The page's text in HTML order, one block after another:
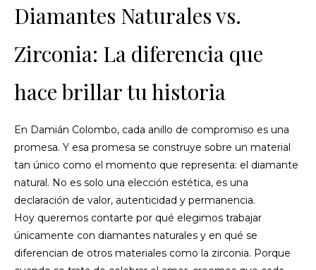
Diamantes Naturales vs.
Zirconia: La diferencia que
hace brillar tu historia
En Damián Colombo, cada anillo de compromiso es una
promesa. Y esa promesa se construye sobre un material
tan único como el momento que representa: el diamante
natural. No es solo una elección estética, es una
declaración de valor, autenticidad y permanencia.
Hoy queremos contarte por qué elegimos trabajar
únicamente con diamantes naturales y en qué se
diferencian de otros materiales como la zirconia. Porque